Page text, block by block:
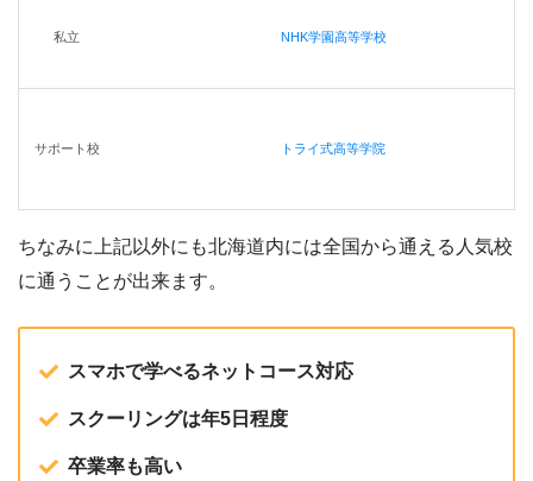
私立 NHK学園高等学校
サポート校 トライ式高等学院
ちなみに上記以外にも北海道内には全国から通える人気校
に通うことが出来ます。
スマホで学べるネットコース対応
スクーリングは年5日程度
卒業率も高い